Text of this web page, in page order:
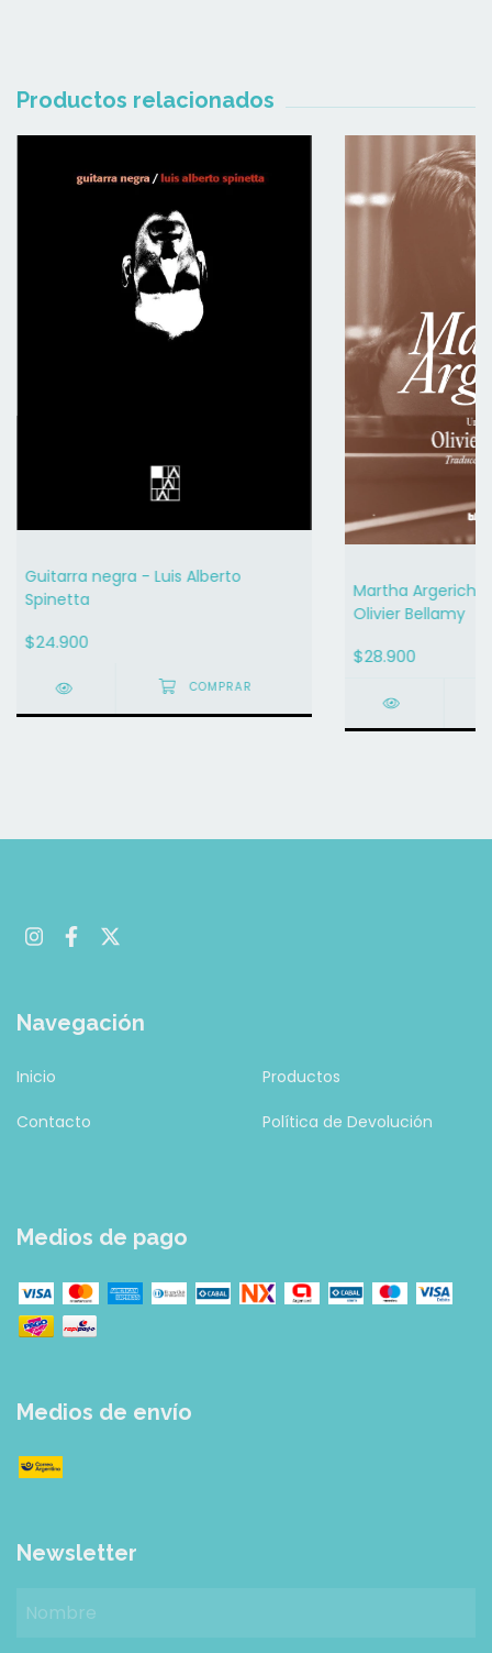
Productos relacionados
Guitarra negra - Luis Alberto
Spinetta
$24.900
Martha Argerich.
Olivier Bellamy
$28.900
Navegación
Inicio Productos
Contacto Política de Devolución
Medios de pago
Medios de envío
Newsletter